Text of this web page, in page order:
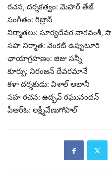
రచన, దర్శకత్వం: మెహర్ తేజ్
సంగీతం: గిబ్రాన్
నిర్మాతలు: సూర్యదేవర
సహ నిర్మాత: వెంకట్ ఉప్పుటూరి
ఛాయాగ్రహణం: జిజు సన్నీ
కూర్పు: నిరంజన్ దేవరమానే
కళా దర్శకుడు: విశాల్ అబానీ
సహ రచన: ఉద్భవ్ రఘునందన్
పీఆర్ఓ: లక్ష్మీవేణుగోపాల్